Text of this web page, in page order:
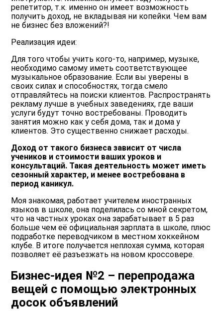
репетитор, т.к. именно он имеет возможность
получить доход, не вкладывая ни копейки. Чем вам
не бизнес без вложений?!
Реализация идеи:
Для того чтобы учить кого-то, например, музыке,
необходимо самому иметь соответствующее
музыкальное образование. Если вы уверены в
своих силах и способностях, тогда смело
отправляйтесь на поиски клиентов. Распространять
рекламу лучше в учебных заведениях, где ваши
услуги будут точно востребованы. Проводить
занятия можно как у себя дома, так и дома у
клиентов. Это существенно снижает расходы.
Доход от такого бизнеса зависит от числа
учеников и стоимости ваших уроков и
консультаций. Такая деятельность может иметь
сезонный характер, и менее востребована в
период каникул.
Моя знакомая, работает учителем иностранных
языков в школе, она поделилась со мной секретом,
что на частных уроках она зарабатывает в 5 раз
больше чем её официальная зарплата в школе, плюс
подработке переводчиком в местном хоккейном
клубе. В итоге получается неплохая сумма, которая
позволяет её разъезжать на новом кроссовере.
Бизнес-идея №2 – перепродажа
вещей с помощью электронных
досок объявлений